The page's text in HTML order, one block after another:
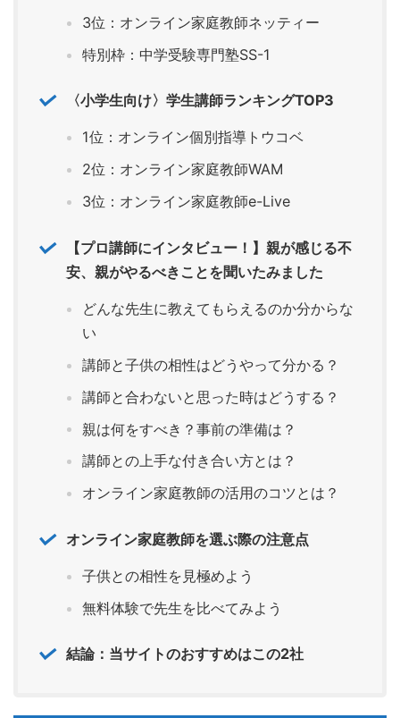
3位：オンライン家庭教師ネッティー
特別枠：中学受験専門塾SS-1
〈小学生向け〉学生講師ランキングTOP3
1位：オンライン個別指導トウコベ
2位：オンライン家庭教師WAM
3位：オンライン家庭教師e-Live
【プロ講師にインタビュー！】親が感じる不
安、親がやるべきことを聞いたみました
どんな先生に教えてもらえるのか分からな
い
講師と子供の相性はどうやって分かる？
講師と合わないと思った時はどうする？
親は何をすべき？事前の準備は？
講師との上手な付き合い方とは？
オンライン家庭教師の活用のコツとは？
オンライン家庭教師を選ぶ際の注意点
子供との相性を見極めよう
無料体験で先生を比べてみよう
結論：当サイトのおすすめはこの2社